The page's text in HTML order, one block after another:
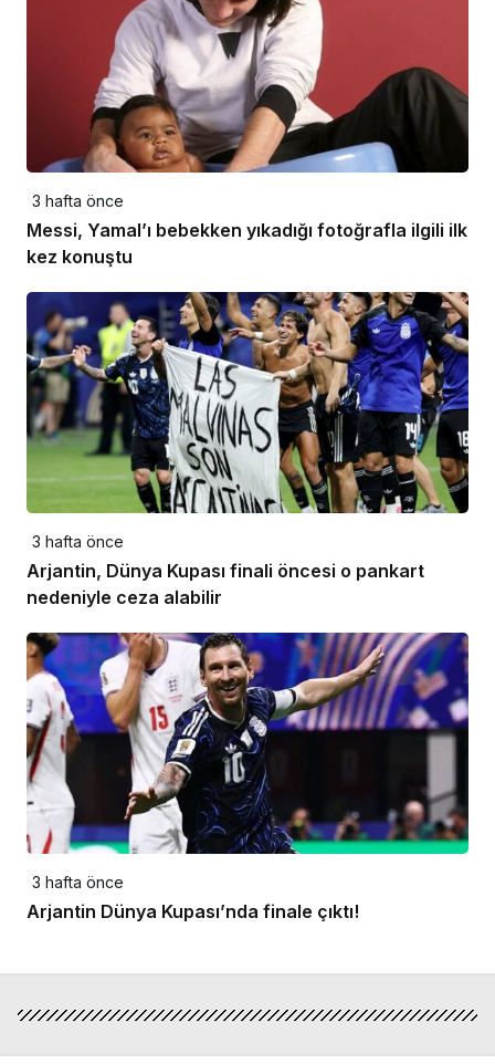
3 hafta önce
Messi, Yamal’ı bebekken yıkadığı fotoğrafla ilgili ilk
kez konuştu
3 hafta önce
Arjantin, Dünya Kupası finali öncesi o pankart
nedeniyle ceza alabilir
3 hafta önce
Arjantin Dünya Kupası’nda finale çıktı!